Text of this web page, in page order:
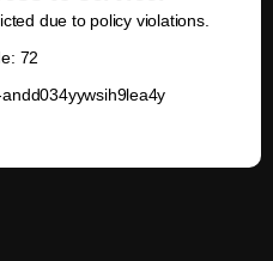
due to policy violations.
72